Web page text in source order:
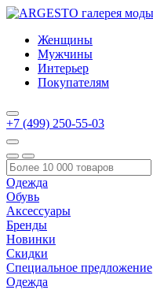
Женщины
Мужчины
Интерьер
Покупателям
+7 (499) 250-55-03
Одежда
Обувь
Аксессуары
Бренды
Новинки
Скидки
Специальное предложение
Одежда